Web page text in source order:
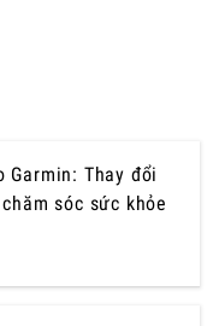
Garmin: Thay đổi
sóc sức khỏe